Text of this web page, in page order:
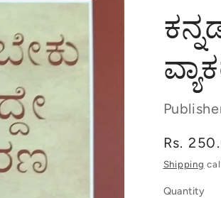
Regular
price
Rs.
Shipping
Quantity